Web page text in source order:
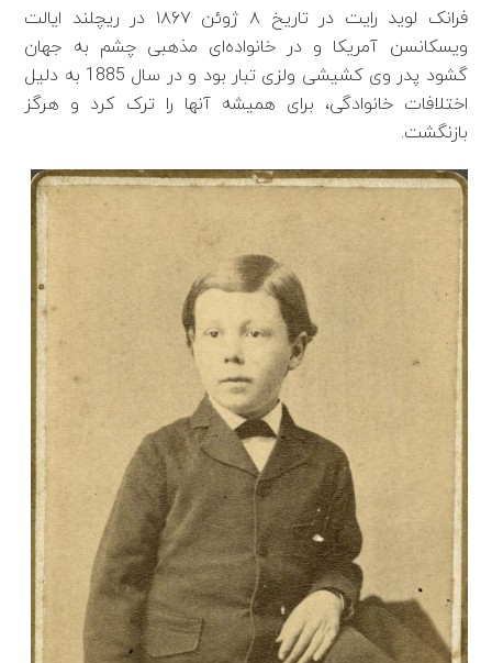
فرانک لوید رایت در تاریخ ۸ ژوئن ۱۸۶۷ در ریچلند ایالت
ویسکانسن آمریکا و در خانواده‌ای مذهبی چشم به جهان
گشود پدر وی کشیشی ولزی تبار بود و در سال 1885 به دلیل
اختلافات خانوادگی، برای همیشه آنها را ترک کرد و هرگز
بازنگشت.